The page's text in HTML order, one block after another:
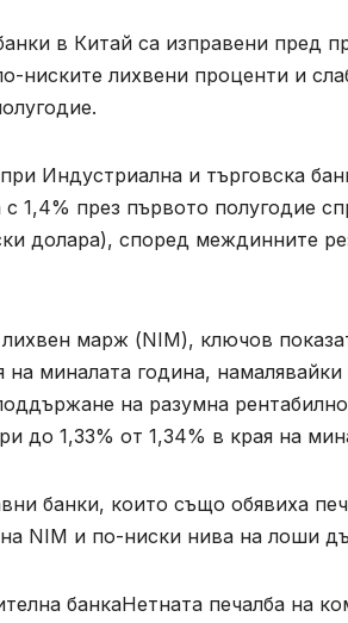
в Китай са изправени пред
ниските лихвени проценти и
Индустриална и търговска
с 1,4% през първото полугодие
долара), според междинните
марж (NIM), ключов
на миналата година,
на разумна
до 1,33% от 1,34% в края на
банки, които също обявиха
NIM и по-ниски нива на лоши
банкаНетната печалба на